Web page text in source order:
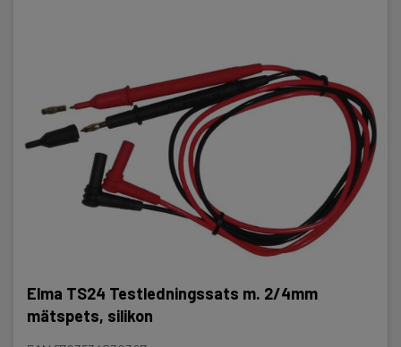
Elma TS24 Testledningssats m. 2/4mm
mätspets, silikon